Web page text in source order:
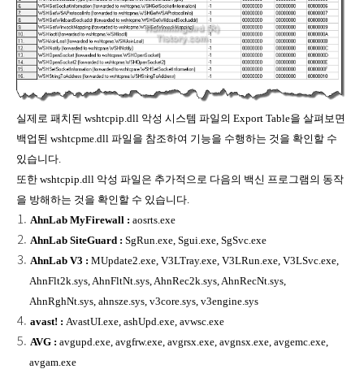
실제로 패치된 wshtcpip.dll 악성 시스템 파일의 Export Table을 살펴보면
백업된 wshtcpme.dll 파일을 참조하여 기능을 수행하는 것을 확인할 수
있습니다.
또한 wshtcpip.dll 악성 파일은 추가적으로 다음의 백신 프로그램의 동작
을 방해하는 것을 확인할 수 있습니다.
AhnLab MyFirewall : aosrts.exe
AhnLab SiteGuard : SgRun.exe, Sgui.exe, SgSvc.exe
AhnLab V3 : MUpdate2.exe, V3LTray.exe, V3LRun.exe, V3LSvc.exe,
AhnFlt2k.sys, AhnFltNt.sys, AhnRec2k.sys, AhnRecNt.sys,
AhnRghNt.sys, ahnsze.sys, v3core.sys, v3engine.sys
avast! : AvastUI.exe, ashUpd.exe, avwsc.exe
AVG : avgupd.exe, avgfrw.exe, avgrsx.exe, avgnsx.exe, avgemc.exe,
avgam.exe